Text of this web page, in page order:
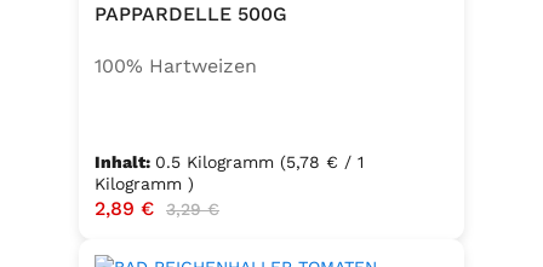
PAPPARDELLE 500G
100% Hartweizen
Inhalt: 0.5 Kilogramm (5,78 € / 1
Kilogramm )
Verkaufspreis:
2,89 € Regulärer Preis:
3,29 €